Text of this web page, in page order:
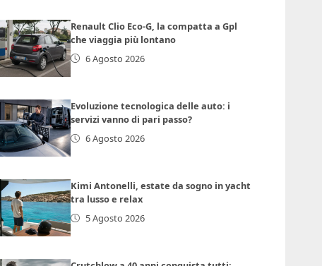
Renault Clio Eco-G, la compatta a Gpl
che viaggia più lontano
6 Agosto 2026
Evoluzione tecnologica delle auto: i
servizi vanno di pari passo?
6 Agosto 2026
Kimi Antonelli, estate da sogno in yacht
tra lusso e relax
5 Agosto 2026